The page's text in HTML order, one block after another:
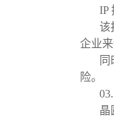
IP
该
企业
险。
晶